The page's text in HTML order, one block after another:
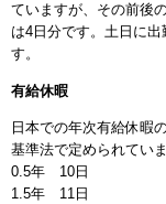
ていますが、その前後
は4日分です。土日に
す。
有給休暇
日本での年次有給休暇
基準法で定められていま
0.5年 10日
1.5年 11日